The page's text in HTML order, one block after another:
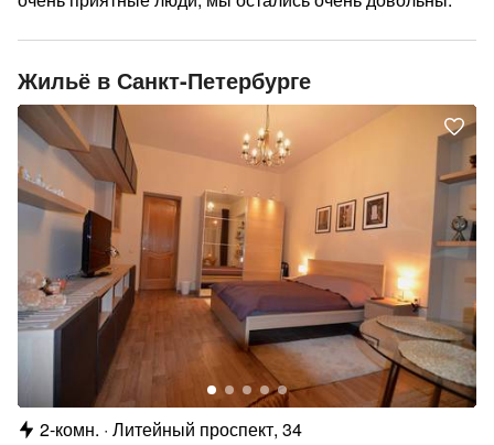
Жильё в Санкт-Петербурге
2-комн. Литейный проспект, 34